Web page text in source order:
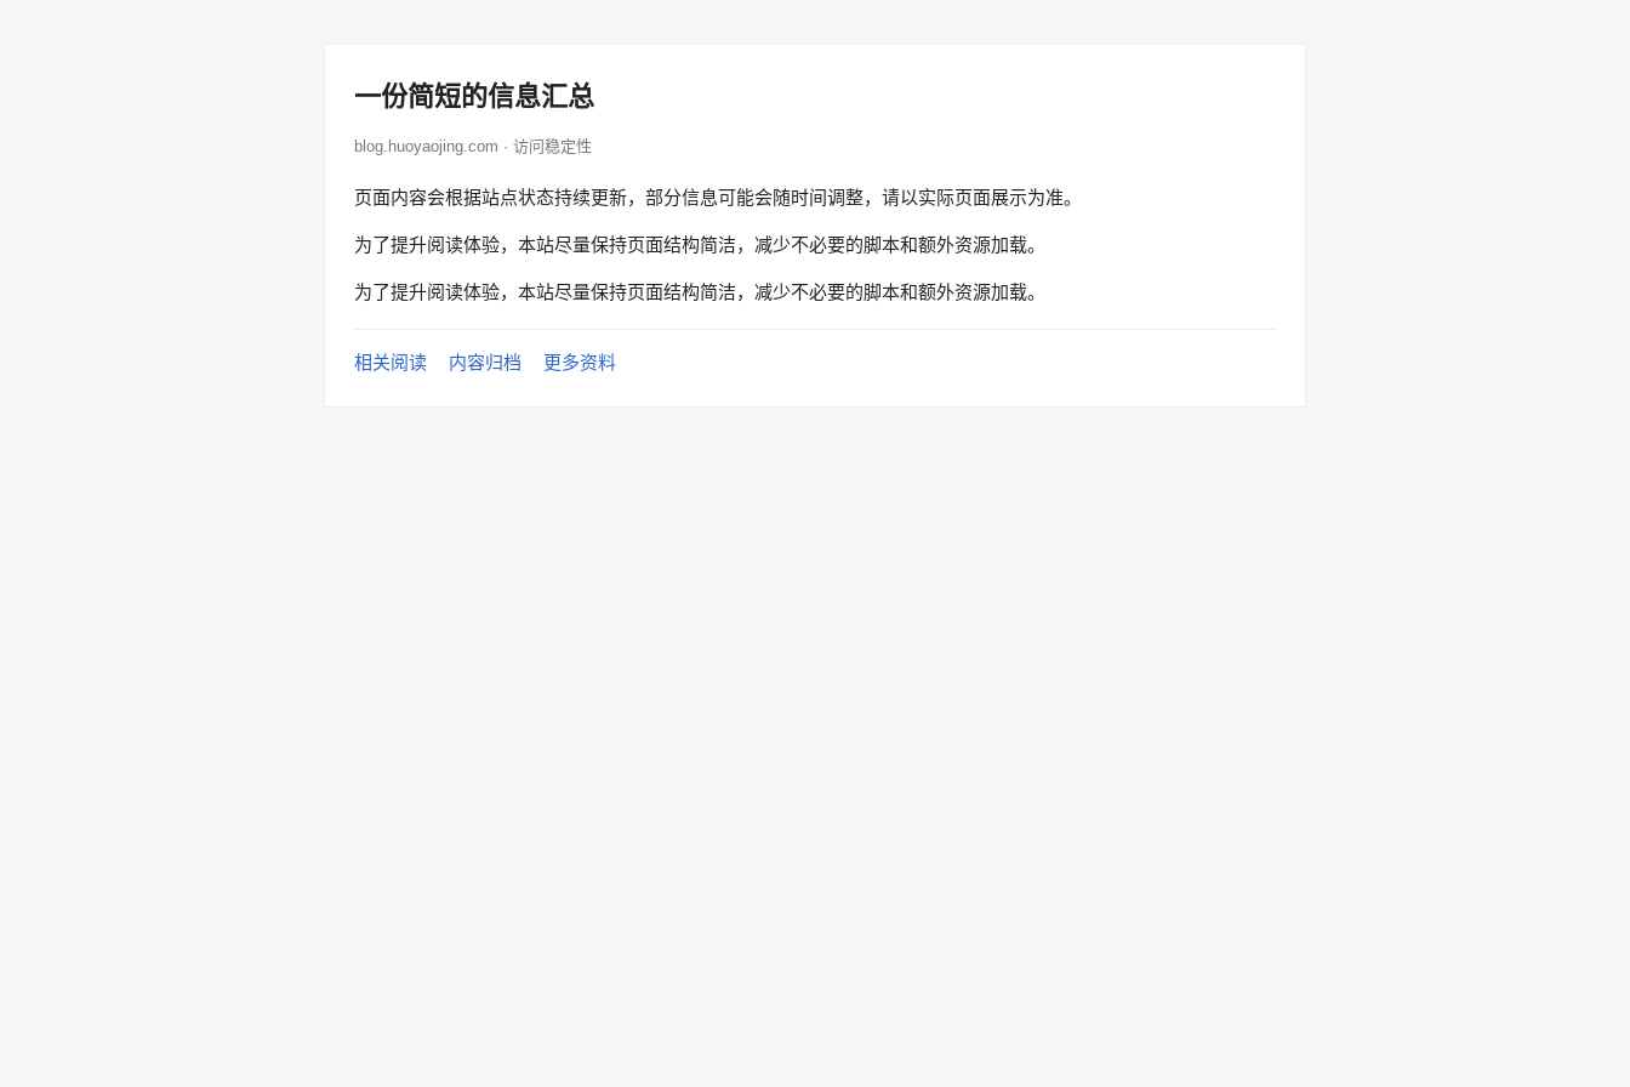
一份简短的信息汇总
blog.huoyaojing.com · 访问稳定性
页面内容会根据站点状态持续更新，部分信息可能会随时间调整，请以实际页面展示为准。
为了提升阅读体验，本站尽量保持页面结构简洁，减少不必要的脚本和额外资源加载。
为了提升阅读体验，本站尽量保持页面结构简洁，减少不必要的脚本和额外资源加载。
相关阅读 内容归档 更多资料